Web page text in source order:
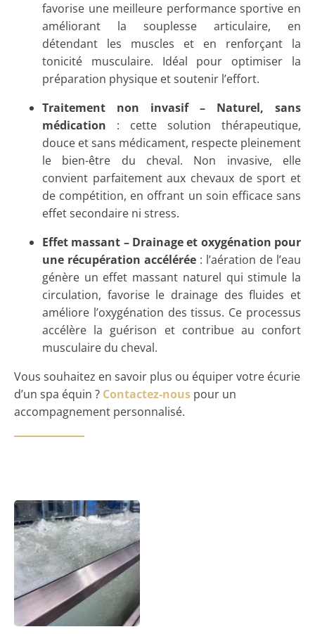
favorise une meilleure performance sportive en
améliorant la souplesse articulaire, en
détendant les muscles et en renforçant la
tonicité musculaire. Idéal pour optimiser la
préparation physique et soutenir l’effort.
Traitement non invasif – Naturel, sans
médication : cette solution thérapeutique,
douce et sans médicament, respecte pleinement
le bien-être du cheval. Non invasive, elle
convient parfaitement aux chevaux de sport et
de compétition, en offrant un soin efficace sans
effet secondaire ni stress.
Effet massant – Drainage et oxygénation pour
une récupération accélérée : l’aération de l’eau
génère un effet massant naturel qui stimule la
circulation, favorise le drainage des fluides et
améliore l’oxygénation des tissus. Ce processus
accélère la guérison et contribue au confort
musculaire du cheval.
Vous souhaitez en savoir plus ou équiper votre écurie
d’un spa équin ? Contactez-nous pour un
accompagnement personnalisé.